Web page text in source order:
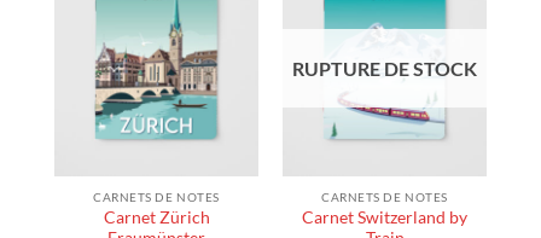
CARNETS DE NOTES
Carnet Zürich
RUPTURE DE STOCK
CARNETS DE NOTES
Carnet Switzerland by